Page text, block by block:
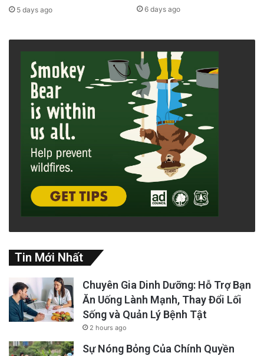
5 days ago 6 days ago
Tin Mới Nhất
Chuyên Gia Dinh Dưỡng: Hỗ Trợ Bạn
Ăn Uống Lành Mạnh, Thay Đổi Lối
Sống và Quản Lý Bệnh Tật
2 hours ago
Sự Nóng Bỏng Của Chính Quyền